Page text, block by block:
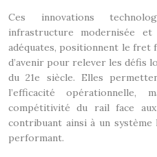
Ces innovations
infrastructure modernisée
adéquates, positionnent le fret
d’avenir pour relever les défis
du 21e siècle. Elles
l’efficacité
compétitivité du rail face
contribuant ainsi à un
performant.